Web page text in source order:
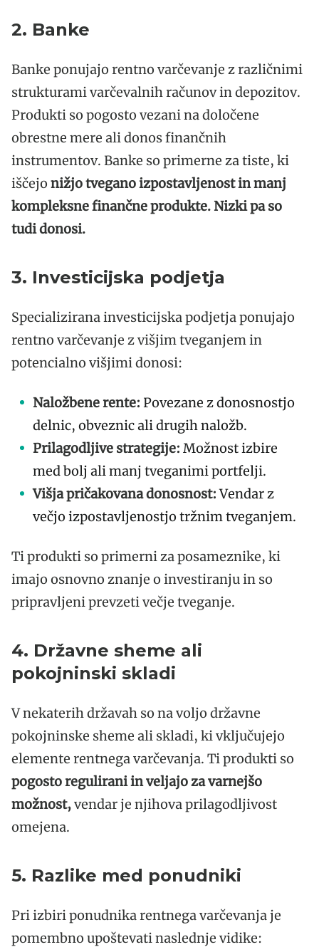
2. Banke
Banke ponujajo rentno varčevanje z različnimi
strukturami varčevalnih računov in depozitov.
Produkti so pogosto vezani na določene
obrestne mere ali donos finančnih
instrumentov. Banke so primerne za tiste, ki
iščejo nižjo tvegano izpostavljenost in manj
kompleksne finančne produkte. Nizki pa so
tudi donosi.
3. Investicijska podjetja
Specializirana investicijska podjetja ponujajo
rentno varčevanje z višjim tveganjem in
potencialno višjimi donosi:
Naložbene rente: Povezane z donosnostjo
delnic, obveznic ali drugih naložb.
Prilagodljive strategije: Možnost izbire
med bolj ali manj tveganimi portfelji.
Višja pričakovana donosnost:Vendar z
večjo izpostavljenostjo tržnim tveganjem.
Ti produkti so primerni za posameznike, ki
imajo osnovno znanje o investiranju in so
pripravljeni prevzeti večje tveganje.
4. Državne sheme ali
pokojninski skladi
V nekaterih državah so na voljo državne
pokojninske sheme ali skladi, ki vključujejo
elemente rentnega varčevanja. Ti produkti so
pogosto regulirani in veljajo za varnejšo
možnost,vendar je njihova prilagodljivost
omejena.
5. Razlike med ponudniki
Pri izbiri ponudnika rentnega varčevanja je
pomembno upoštevati naslednje vidike: